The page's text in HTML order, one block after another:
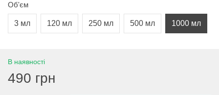
Об'єм
3 мл 120 мл 250 мл 500 мл 1000 мл
В наявності
490 грн